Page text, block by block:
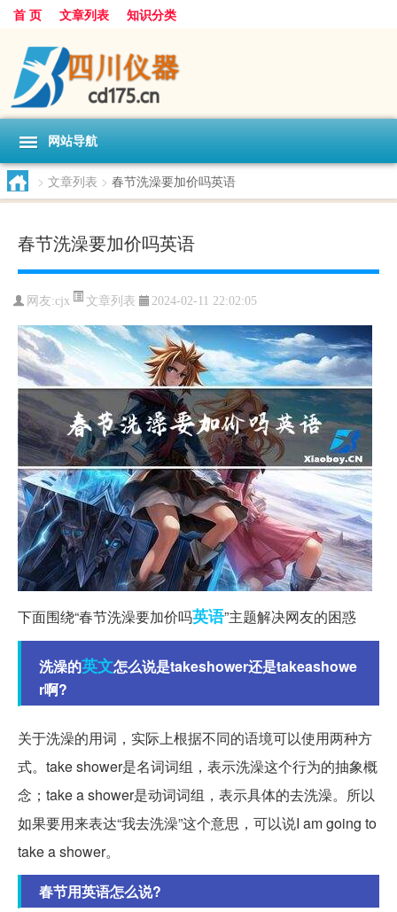
首 页 文章列表 知识分类
网站导航
> 文章列表 > 春节洗澡要加价吗英语
春节洗澡要加价吗英语
网友:cjx 文章列表 2024-02-11 22:02:05
下面围绕“春节洗澡要加价吗英语”主题解决网友的困惑
洗澡的英文怎么说是takeshower还是takeashowe
r啊?
关于洗澡的用词，实际上根据不同的语境可以使用两种方
式。take shower是名词词组，表示洗澡这个行为的抽象概
念；take a shower是动词词组，表示具体的去洗澡。所以
如果要用来表达“我去洗澡”这个意思，可以说I am going to
take a shower。
春节用英语怎么说?